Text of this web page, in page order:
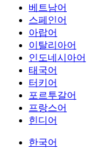
베트남어
스페인어
아랍어
이탈리아어
인도네시아어
태국어
터키어
포르투갈어
프랑스어
힌디어
한국어